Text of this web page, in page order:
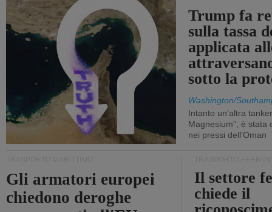
Trump fa
sulla tassa
applicata
sotto la
Washington/
Intanto un'altra
Magnesium”, è stata
nei pressi dell'Oman
Gli armatori europei
chiedono deroghe
Il settore
chiede il